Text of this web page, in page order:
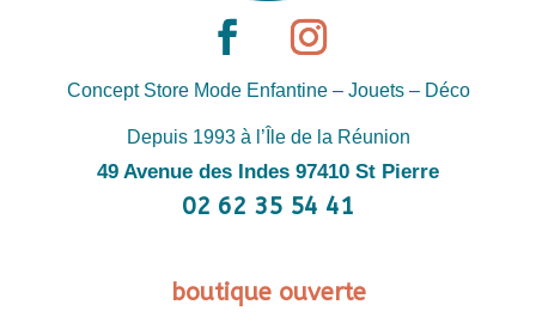
Concept Store Mode Enfantine – Jouets – Déco
Depuis 1993 à l’Île de la Réunion
49 Avenue des Indes 97410 St Pierre
02 62 35 54 41
boutique ouverte